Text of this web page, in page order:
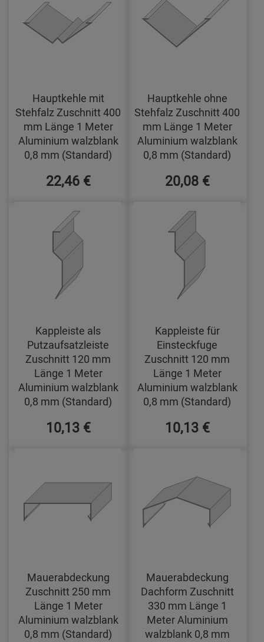
Hauptkehle mit
Stehfalz Zuschnitt 400
mm Länge 1 Meter
Aluminium walzblank
0,8 mm (Standard)
22,46 €
Hauptkehle ohne
Stehfalz Zuschnitt 400
mm Länge 1 Meter
Aluminium walzblank
0,8 mm (Standard)
20,08 €
Kappleiste als
Putzaufsatzleiste
Zuschnitt 120 mm
Länge 1 Meter
Aluminium walzblank
0,8 mm (Standard)
10,13 €
Kappleiste für
Einsteckfuge
Zuschnitt 120 mm
Länge 1 Meter
Aluminium walzblank
0,8 mm (Standard)
10,13 €
Mauerabdeckung
Zuschnitt 250 mm
Länge 1 Meter
Aluminium walzblank
0,8 mm (Standard)
Mauerabdeckung
Dachform Zuschnitt
330 mm Länge 1
Meter Aluminium
walzblank 0,8 mm